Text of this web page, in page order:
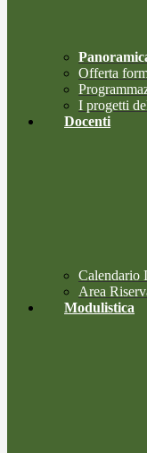
Offerta
I progetti
Docenti
Calendario
Area
Modulistica